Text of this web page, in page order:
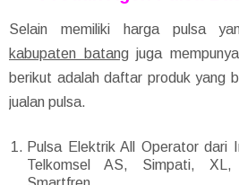
Selain memiliki harga pulsa
kabupaten batangjuga
berikut adalah daftar produk yang
jualan pulsa.
Pulsa Elektrik All Operator dari
Telkomsel AS, Simpati,